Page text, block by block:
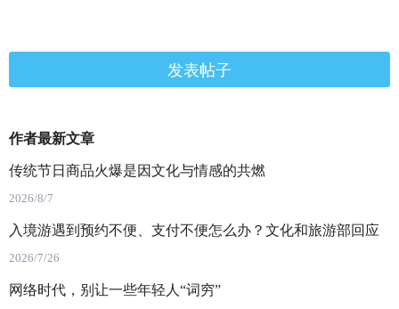
发表帖子
作者最新文章
传统节日商品火爆是因文化与情感的共燃
2026/8/7
入境游遇到预约不便、支付不便怎么办？文化和旅游部回应
2026/7/26
网络时代，别让一些年轻人“词穷”